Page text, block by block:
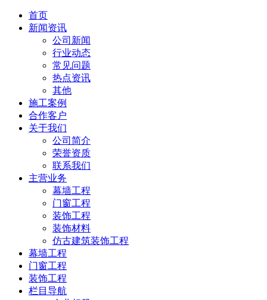
首页
新闻资讯
公司新闻
行业动态
常见问题
热点资讯
其他
施工案例
合作客户
关于我们
公司简介
荣誉资质
联系我们
主营业务
幕墙工程
门窗工程
装饰工程
装饰材料
仿古建筑装饰工程
幕墙工程
门窗工程
装饰工程
栏目导航